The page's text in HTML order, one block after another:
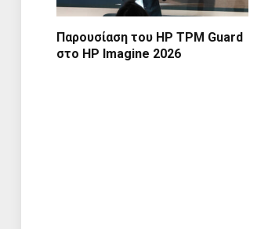
Παρουσίαση του HP TPM Guard
στο HP Imagine 2026